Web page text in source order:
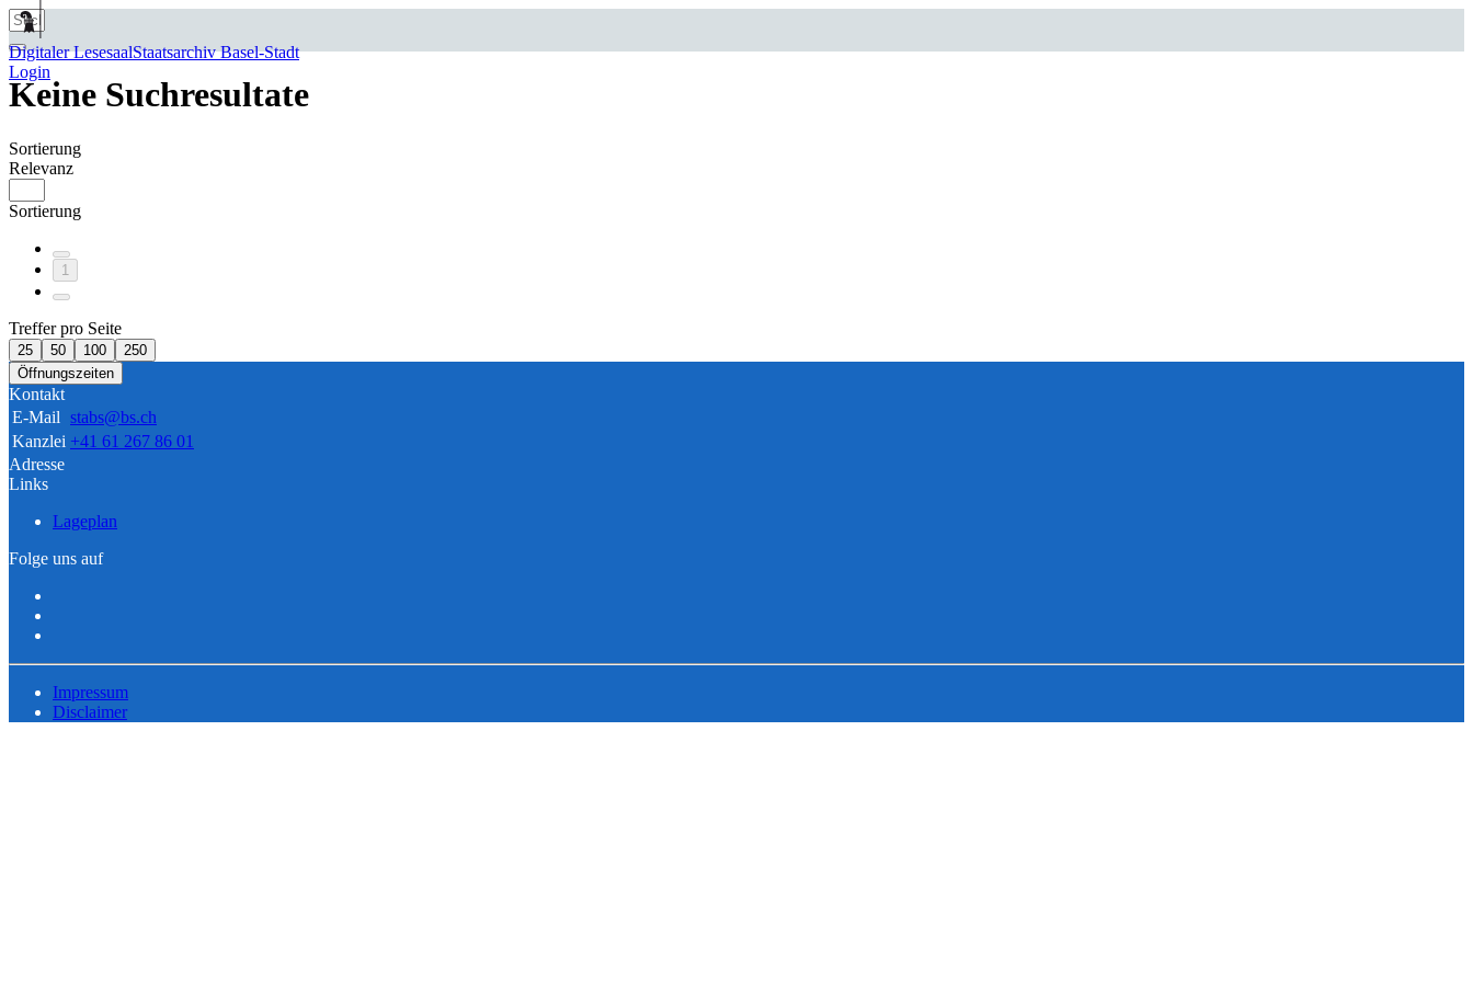
Digitaler LesesaalStaatsarchiv Basel-Stadt
Login
Keine Suchresultate
Sortierung
Relevanz
Sortierung
1
Treffer pro Seite
25 50 100
250
Öffnungszeiten
Kontakt
E-Mail stabs@bs.ch
Kanzlei +41 61 267 86 01
Adresse
Links
Lageplan
Folge uns auf
Impressum
Disclaimer